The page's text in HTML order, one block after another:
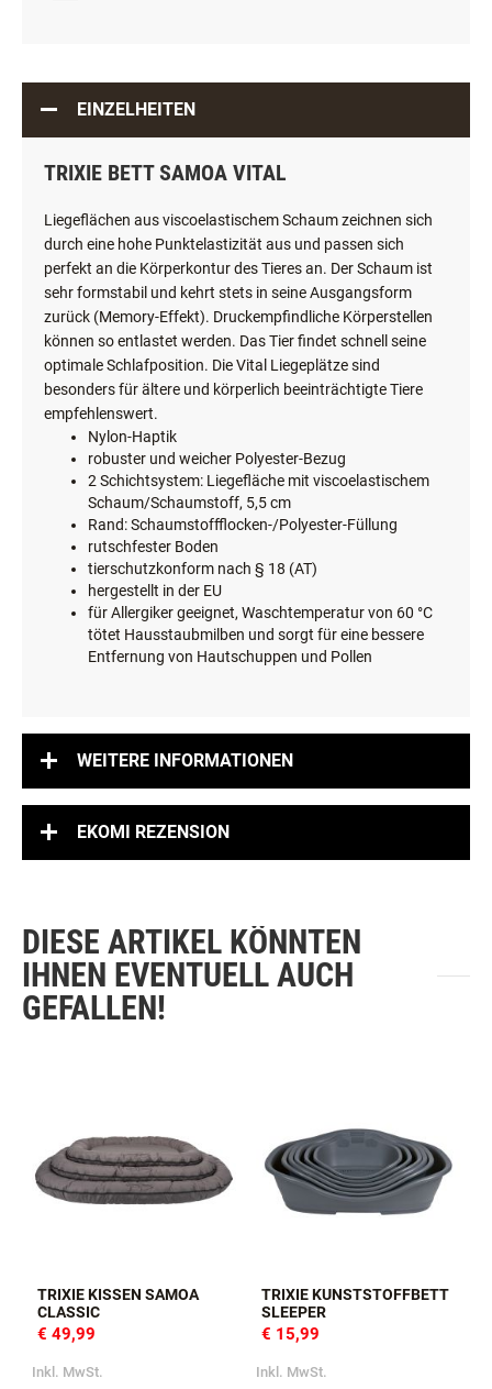
EINZELHEITEN
TRIXIE BETT SAMOA VITAL
Liegeflächen aus viscoelastischem Schaum zeichnen sich
durch eine hohe Punktelastizität aus und passen sich
perfekt an die Körperkontur des Tieres an. Der Schaum ist
sehr formstabil und kehrt stets in seine Ausgangsform
zurück (Memory-Effekt). Druckempfindliche Körperstellen
können so entlastet werden. Das Tier findet schnell seine
optimale Schlafposition. Die Vital Liegeplätze sind
besonders für ältere und körperlich beeinträchtigte Tiere
empfehlenswert.
Nylon-Haptik
robuster und weicher Polyester-Bezug
2 Schichtsystem: Liegefläche mit viscoelastischem
Schaum/Schaumstoff, 5,5 cm
Rand: Schaumstoffflocken-/Polyester-Füllung
rutschfester Boden
tierschutzkonform nach § 18 (AT)
hergestellt in der EU
für Allergiker geeignet, Waschtemperatur von 60 °C
tötet Hausstaubmilben und sorgt für eine bessere
Entfernung von Hautschuppen und Pollen
WEITERE INFORMATIONEN
EKOMI REZENSION
DIESE ARTIKEL KÖNNTEN
IHNEN EVENTUELL AUCH
GEFALLEN!
TRIXIE KISSEN SAMOA
CLASSIC
€ 49,99
Inkl. MwSt.
TRIXIE KUNSTSTOFFBETT
SLEEPER
€ 15,99
Inkl. MwSt.